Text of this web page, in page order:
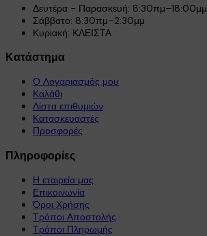
Δευτέρα - Παρασκευή: 8:30πμ–18:00μμ
Σάββατο: 8:30πμ–2:30μμ
Κυριακή: ΚΛΕΙΣΤΑ
Κατάστημα
Ο Λογαριασμός μου
Καλάθι
Λίστα επιθυμιών
Κατασκευαστές
Προσφορές
Πληροφορίες
Η εταιρεία μας
Επικοινωνία
Όροι Χρήσης
Τρόποι Αποστολής
Τρόποι Πληρωμής